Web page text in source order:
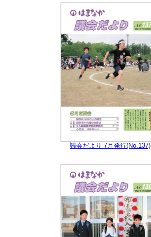
議会だより 7月発行(No.137)